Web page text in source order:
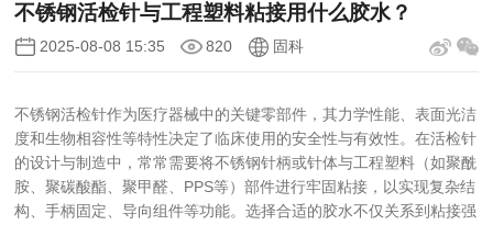
不锈钢活检针与工程塑料粘接用什么胶水？
2025-08-08 15:35 820 固科
不锈钢活检针作为医疗器械中的关键零部件，其力学性能、表面光洁
度和生物相容性等特性决定了临床使用的安全性与有效性。在活检针
的设计与制造中，常常需要将不锈钢针柄或针体与工程塑料（如聚酰
胺、聚碳酸酯、聚甲醛、PPS等）部件进行牢固粘接，以实现复杂结
构、手柄固定、导向组件等功能。选择合适的胶水不仅关系到粘接强